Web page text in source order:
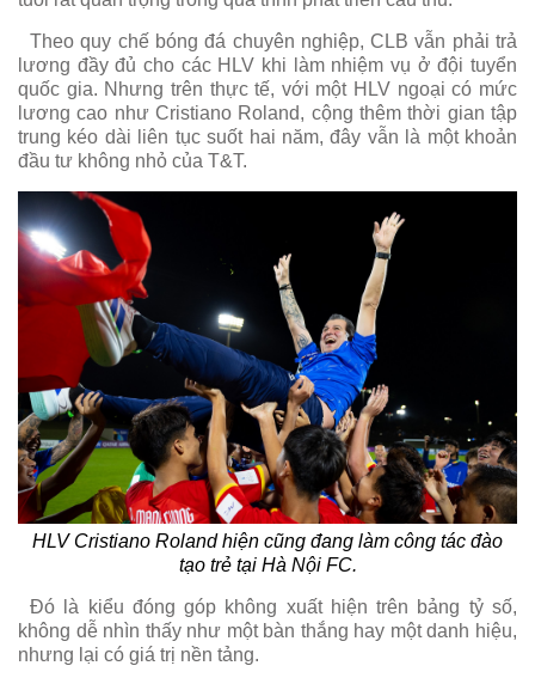
Theo quy chế bóng đá chuyên nghiệp, CLB vẫn phải trả
lương đầy đủ cho các HLV khi làm nhiệm vụ ở đội tuyển
quốc gia. Nhưng trên thực tế, với một HLV ngoại có mức
lương cao như Cristiano Roland, cộng thêm thời gian tập
trung kéo dài liên tục suốt hai năm, đây vẫn là một khoản
đầu tư không nhỏ của T&T.
HLV Cristiano Roland hiện cũng đang làm công tác đào
tạo trẻ tại Hà Nội FC.
Đó là kiểu đóng góp không xuất hiện trên bảng tỷ số,
không dễ nhìn thấy như một bàn thắng hay một danh hiệu,
nhưng lại có giá trị nền tảng.